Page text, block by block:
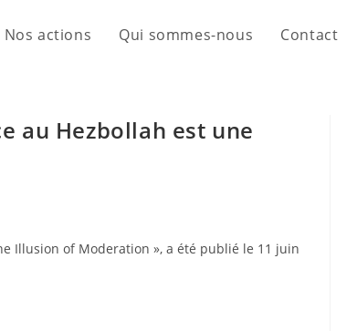
Nos actions Qui sommes-nous Contact
au Hezbollah est une
Illusion of Moderation », a été publié le 11 juin